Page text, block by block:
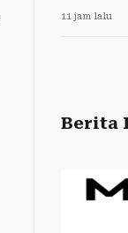
11 jam lalu
Berita